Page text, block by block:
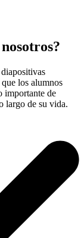
los alumnos
importante de
largo de su vida.